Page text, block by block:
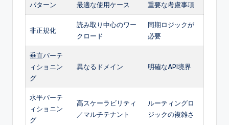
パターン 最適な使用ケース 重要な考慮事項
非正規化
読み取り中心のワー
クロード
同期ロジックが
必要
垂直パーテ
ィショニン
グ
異なるドメイン 明確なAPI境界
水平パーテ
ィショニン
グ
高スケーラビリティ
／マルチテナント
ルーティングロ
ジックの複雑さ